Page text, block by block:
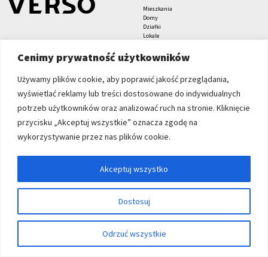
Cenimy prywatność użytkowników
Używamy plików cookie, aby poprawić jakość przeglądania,
wyświetlać reklamy lub treści dostosowane do indywidualnych
potrzeb użytkowników oraz analizować ruch na stronie. Kliknięcie
przycisku „Akceptuj wszystkie” oznacza zgodę na
wykorzystywanie przez nas plików cookie.
Dostosuj
Odrzuć wszystkie
Akceptuj wszystko
Mieszkania
Domy
Działki
Lokale
Hale i magazyny
Grunty
Zgłoś nieruchomość
Zleć poszukiwanie
Blog
Verso Nieruchomości sp. z
o.o.
+48 71 71 27 000
© 2026 Wszystkie prawa zastrzeżone | Program dla biur nieruchomości -
asaricrm.com